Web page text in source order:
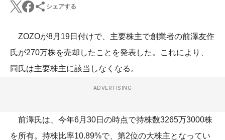
シェアする
ZOZOが8月19日付けで、主要株主で創業者の前澤友作
氏が270万株を売却したことを発表した。これにより、
同氏は主要株主に該当しなくなる。
ADVERTISING
前澤氏は、今年6月30日の時点で持株数3265万3000株
を所有。持株比率10.89%で、第2位の大株主となってい